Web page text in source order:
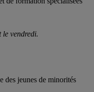
le vendredi.
des jeunes de minorités